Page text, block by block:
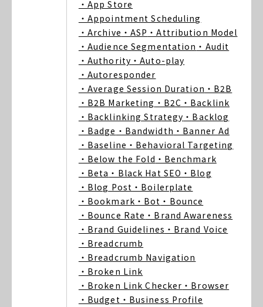
・App Store
・Appointment Scheduling
・Archive ・ASP ・Attribution Model
・Audience Segmentation ・Audit
・Authority ・Auto-play
・Autoresponder
・Average Session Duration ・B2B
・B2B Marketing ・B2C ・Backlink
・Backlinking Strategy ・Backlog
・Badge ・Bandwidth ・Banner Ad
・Baseline ・Behavioral Targeting
・Below the Fold ・Benchmark
・Beta ・Black Hat SEO ・Blog
・Blog Post ・Boilerplate
・Bookmark ・Bot ・Bounce
・Bounce Rate ・Brand Awareness
・Brand Guidelines ・Brand Voice
・Breadcrumb
・Breadcrumb Navigation
・Broken Link
・Broken Link Checker ・Browser
・Budget ・Business Profile